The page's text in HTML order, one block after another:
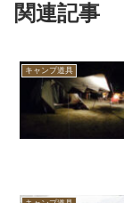
関連記事
キャンプ道具